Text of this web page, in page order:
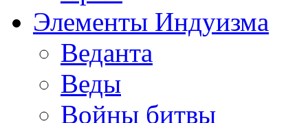
Элементы Индуизма
Веданта
Веды
Войны битвы